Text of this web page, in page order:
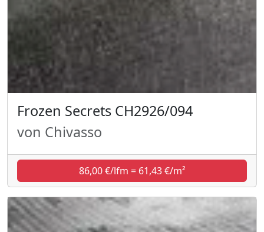
Frozen Secrets CH2926/094
von Chivasso
86,00 €/lfm = 61,43 €/m²